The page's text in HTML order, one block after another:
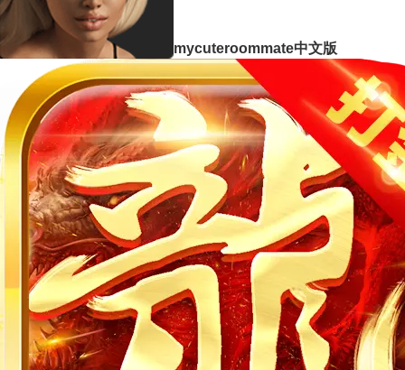
mycuteroommate中文版